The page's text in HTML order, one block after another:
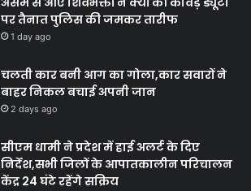
पर तैनात पुलिस की जमकर तारीफ
1 day ago
चलती कार बनी आग का गोला,कार सवारों ने
बाहर निकल बचाई अपनी जान
2 days ago
सीएम धामी ने प्रदेश में हाई अलर्ट के दिए
निर्देश,सभी जिलों के आपातकालीन परिचालन
केंद्र 24 घंटे रहेंगे सक्रिय